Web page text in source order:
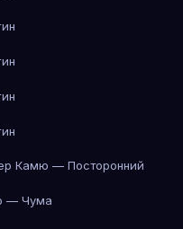
Камю — Посторонний
— Чума